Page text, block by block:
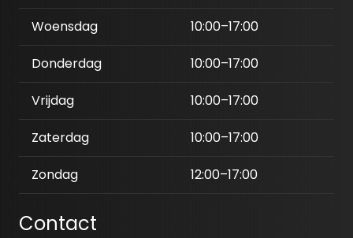
Woensdag 10:00–17:00
Donderdag 10:00–17:00
Vrijdag 10:00–17:00
Zaterdag 10:00–17:00
Zondag 12:00–17:00
Contact